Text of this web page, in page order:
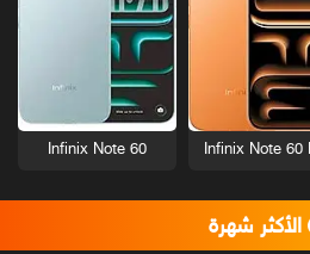
Infinix Note 60
Infinix Note 60
الأكثر شهرة